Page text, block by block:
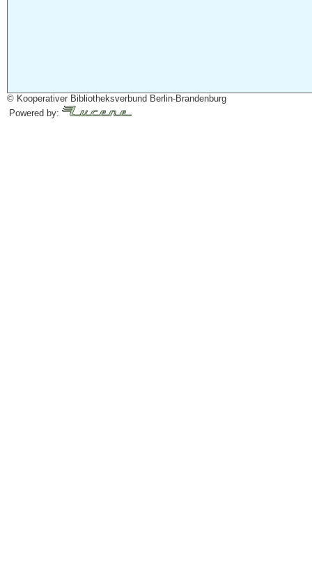
© Kooperativer Bibliotheksverbund Berlin-Brandenburg
Powered by: